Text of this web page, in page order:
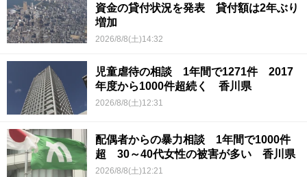
資金の貸付状況を発表 貸付額は2年ぶり
増加
2026/8/8(土)14:32
児童虐待の相談 1年間で1271件 2017
年度から1000件超続く 香川県
2026/8/8(土)12:31
配偶者からの暴力相談 1年間で1000件
超 30～40代女性の被害が多い 香川県
2026/8/8(土)12:21